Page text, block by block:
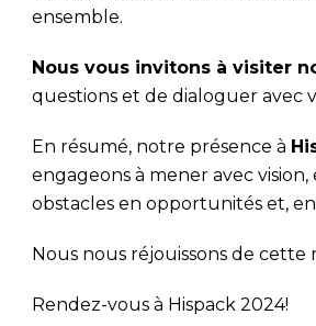
ensemble.
Nous vous invitons à visiter
questions et de dialoguer avec
En résumé, notre présence à
engageons à mener avec
obstacles en opportunités et,
Nous nous réjouissons de cette
Rendez-vous à Hispack 2024!